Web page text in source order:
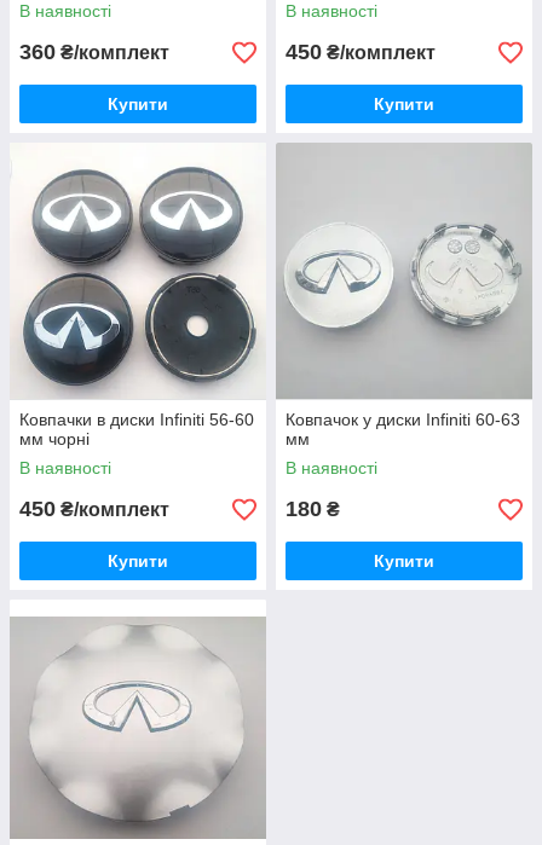
В наявності
360 ₴/комплект
Купити
В наявності
450 ₴/комплект
Купити
Ковпачки в диски Infiniti 56-60
мм чорні
В наявності
450 ₴/комплект
Купити
Ковпачок у диски Infiniti 60-63
мм
В наявності
180 ₴
Купити